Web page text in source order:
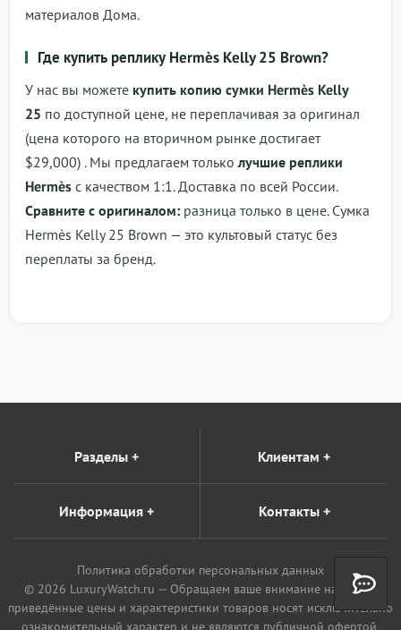
материалов Дома.
Где купить реплику Hermès Kelly 25 Brown?
У нас вы можете купить копию сумки Hermès Kelly
25 по доступной цене, не переплачивая за оригинал
(цена которого на вторичном рынке достигает
$29,000) . Мы предлагаем только лучшие реплики
Hermès с качеством 1:1. Доставка по всей России.
Сравните с оригиналом: разница только в цене. Сумка
Hermès Kelly 25 Brown — это культовый статус без
переплаты за бренд.
Разделы + Клиентам +
Информация + Контакты+
Политика обработки персональных данных
© 2026 LuxuryWatch.ru — Обращаем ваше внимание на то, что
приведённые цены и характеристики товаров носят исключительно
ознакомительный характер и не являются публичной офертой,